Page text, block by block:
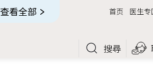
查看全部 首页 医生专
搜尋